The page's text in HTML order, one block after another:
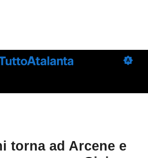
torna ad Arcene e